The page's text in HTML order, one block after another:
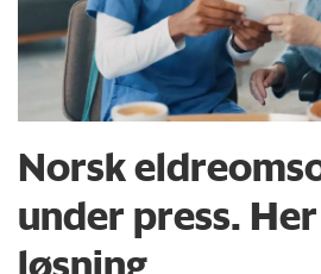
Norsk
under press.